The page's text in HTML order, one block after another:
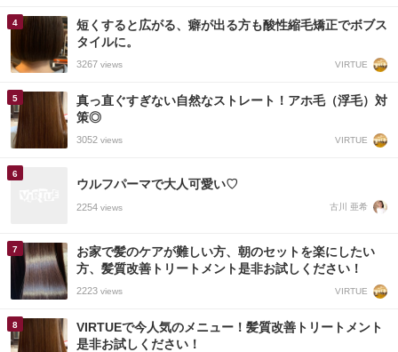
短くすると広がる、癖が出る方も酸性縮毛矯正でボブス
タイルに。
3267 views VIRTUE
真っ直ぐすぎない自然なストレート！アホ毛（浮毛）対
策◎
3052 views VIRTUE
ウルフパーマで大人可愛い♡
2254 views 古川 亜希
お家で髪のケアが難しい方、朝のセットを楽にしたい
方、髪質改善トリートメント是非お試しください！
2223 views VIRTUE
VIRTUEで今人気のメニュー！髪質改善トリートメント
是非お試しください！